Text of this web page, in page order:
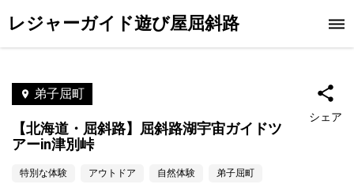
レジャーガイド遊び屋屈斜路
弟子屈町
【北海道・屈斜路】屈斜路湖宇宙ガイドツ
アーin津別峠
シェア
特別な体験 アウトドア 自然体験 弟子屈町